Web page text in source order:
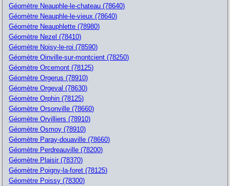
Géomètre Neauphle-le-chateau (78640)
Géomètre Neauphle-le-vieux (78640)
Géomètre Neauphlette (78980)
Géomètre Nezel (78410)
Géomètre Noisy-le-roi (78590)
Géomètre Oinville-sur-montcient (78250)
Géomètre Orcemont (78125)
Géomètre Orgerus (78910)
Géomètre Orgeval (78630)
Géomètre Orphin (78125)
Géomètre Orsonville (78660)
Géomètre Orvilliers (78910)
Géomètre Osmoy (78910)
Géomètre Paray-douaville (78660)
Géomètre Perdreauville (78200)
Géomètre Plaisir (78370)
Géomètre Poigny-la-foret (78125)
Géomètre Poissy (78300)